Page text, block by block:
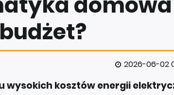
2026-06-02
wysokich kosztów energii